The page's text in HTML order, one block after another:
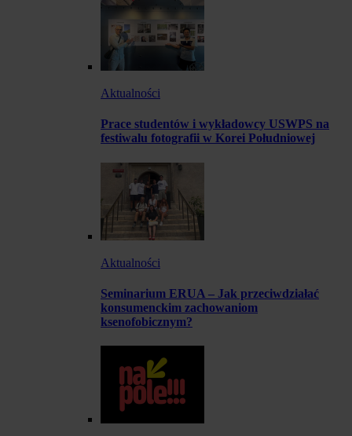
Aktualności
Prace studentów i wykładowcy USWPS na
festiwalu fotografii w Korei Południowej
Aktualności
Seminarium ERUA – Jak przeciwdziałać
konsumenckim zachowaniom
ksenofobicznym?